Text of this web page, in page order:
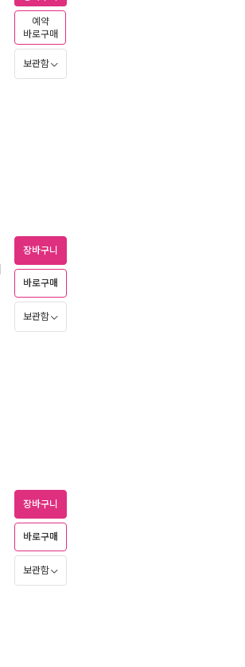
예약
바로구매
보관함
장바구니
바로구매
보관함
장바구니
바로구매
보관함